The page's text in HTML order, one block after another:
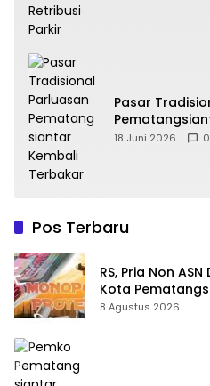
Pasar
18 Juni 2026 0
Pos Terbaru
RS, Pria Non
Kota
Proyek ke
8 Agustus 2026